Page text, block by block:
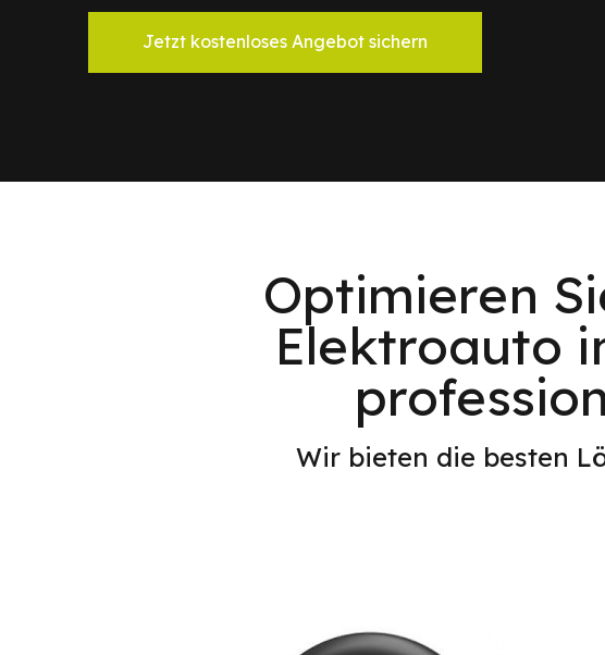
Jetzt kostenloses Angebot sichern
Optimieren
Elektroauto
Wir bieten die besten